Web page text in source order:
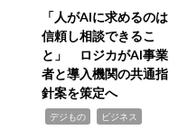
「人がAIに求めるのは
信頼し相談できるこ
と」 ロジカがAI事業
者と導入機関の共通指
針案を策定へ
デジもの ビジネス